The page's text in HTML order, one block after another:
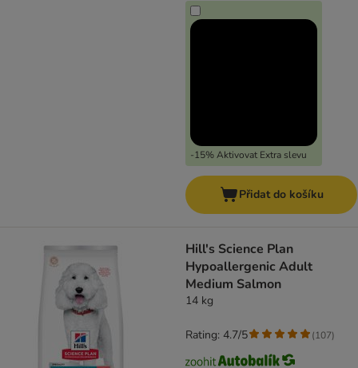
-15% Aktivovat Extra slevu
Přidat do košíku
Hill's Science Plan
Hypoallergenic Adult
Medium Salmon
14 kg
Rating: 4.7/5 (107)